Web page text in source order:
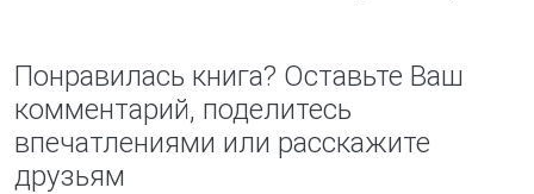
Понравилась книга? Оставьте Ваш
комментарий, поделитесь
впечатлениями или расскажите
друзьям